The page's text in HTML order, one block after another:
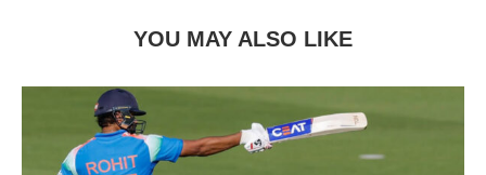
YOU MAY ALSO LIKE